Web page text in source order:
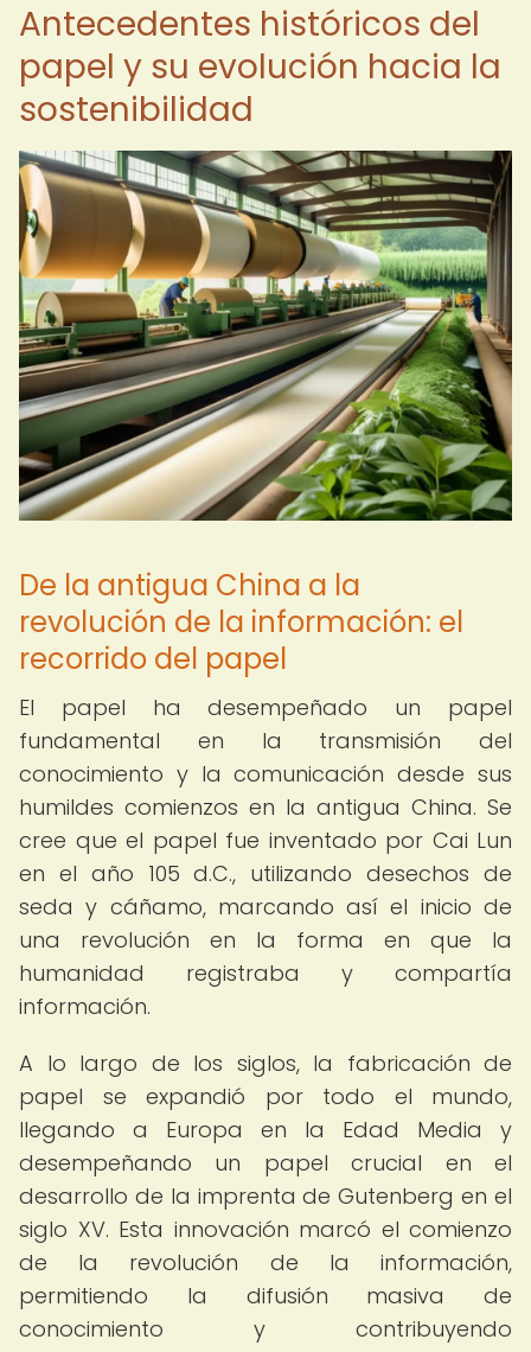
Antecedentes históricos del
papel y su evolución hacia la
sostenibilidad
De la antigua China a la
revolución de la información: el
recorrido del papel
El papel ha desempeñado un papel
fundamental en la transmisión del
conocimiento y la comunicación desde sus
humildes comienzos en la antigua China. Se
cree que el papel fue inventado por Cai Lun
en el año 105 d.C., utilizando desechos de
seda y cáñamo, marcando así el inicio de
una revolución en la forma en que la
humanidad registraba y compartía
información.
A lo largo de los siglos, la fabricación de
papel se expandió por todo el mundo,
llegando a Europa en la Edad Media y
desempeñando un papel crucial en el
desarrollo de la imprenta de Gutenberg en el
siglo XV. Esta innovación marcó el comienzo
de la revolución de la información,
permitiendo la difusión masiva de
conocimiento y contribuyendo